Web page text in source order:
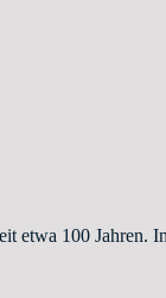
etwa 100 Jahren.